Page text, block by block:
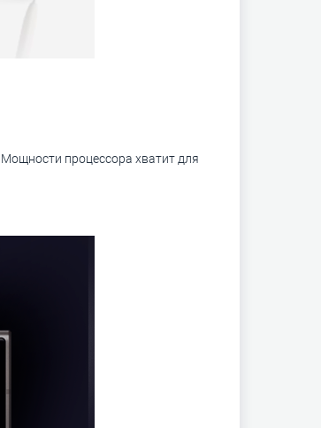
процессора хватит для